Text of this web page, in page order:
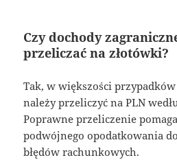
Czy dochody
przeliczać na złotówki?
Tak, w większości
należy przeliczyć na PLN
Poprawne przeliczenie
podwójnego opodatkowania
błędów rachunkowych.